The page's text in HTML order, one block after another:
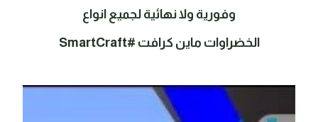
وفورية ولا نهائية لجميع انواع
الخضراوات ماين كرافت #SmartCraft